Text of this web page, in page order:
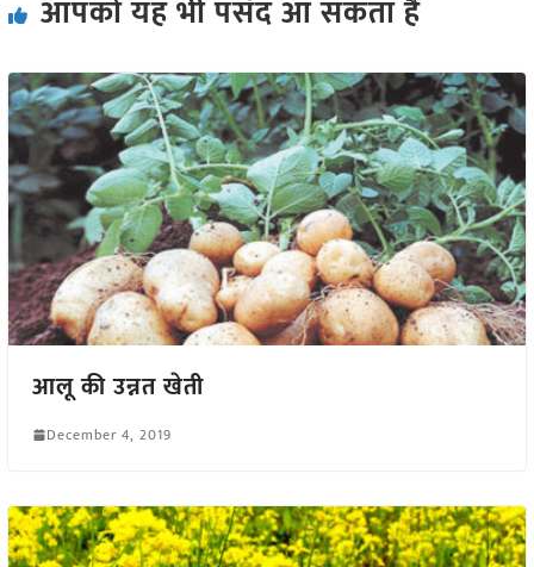
आपको यह भी पसंद आ सकता हैं
आलू की उन्नत खेती
December 4, 2019